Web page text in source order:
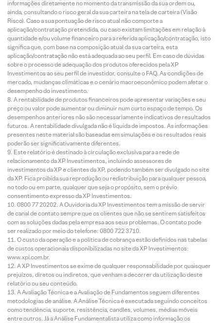
informações diretamente no momento da transmissão da sua ordem ou,
ainda, consultando o risco geral da sua carteira na tela de carteira (Visão
Risco). Caso a sua pontuação de risco atual não comporte a
aplicação/contratação pretendida, ou caso existam limitações em relação à
quantidade e/ou volume financeiro para a referida aplicação/contratação, isto
significa que, com base na composição atual da sua carteira, esta
aplicação/contratação não está adequada ao seu perfil. Em caso de dúvidas
sobre o processo de adequação dos produtos oferecidos pela XP
Investimentos ao seu perfil de investidor, consulte o FAQ. As condições de
mercado, mudanças climáticas e o cenário macroeconômico podem afetar o
desempenho do investimento.
A rentabilidade de produtos financeiros pode apresentar variações e seu
preço ou valor pode aumentar ou diminuir num curto espaço de tempo. Os
desempenhos anteriores não são necessariamente indicativos de resultados
futuros. A rentabilidade divulgada não é líquida de impostos. As informações
presentes neste material são baseadas em simulações e os resultados reais
poderão ser significativamente diferentes.
Este relatório é destinado à circulação exclusiva para a rede de
relacionamento da XP Investimentos, incluindo assessores de
investimentos da XP e clientes da XP, podendo também ser divulgado no site
da XP. Fica proibida sua reprodução ou redistribuição para qualquer pessoa,
no todo ou em parte, qualquer que seja o propósito, sem o prévio
consentimento expresso da XP Investimentos.
0800 77 20202. A Ouvidoria da XP Investimentos tem a missão de servir
de canal de contato sempre que os clientes que não se sentirem satisfeitos
com as soluções dadas pela empresa aos seus problemas. O contato pode
ser realizado por meio do telefone: 0800 722 3710.
O custo da operação e a política de cobrança estão definidos nas tabelas
de custos operacionais disponibilizadas no site da XP Investimentos:
www.xpi.com.br.
A XP Investimentos se exime de qualquer responsabilidade por quaisquer
prejuízos, diretos ou indiretos, que venham a decorrer da utilização deste
relatório ou seu conteúdo.
A Avaliação Técnica e a Avaliação de Fundamentos seguem diferentes
metodologias de análise. A Análise Técnica é executada seguindo conceitos
como tendência, suporte, resistência, candles, volumes, médias móveis
entre outros. Já a Análise Fundamentalista utiliza como informação os